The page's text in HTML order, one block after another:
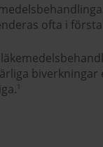
ofta i
1